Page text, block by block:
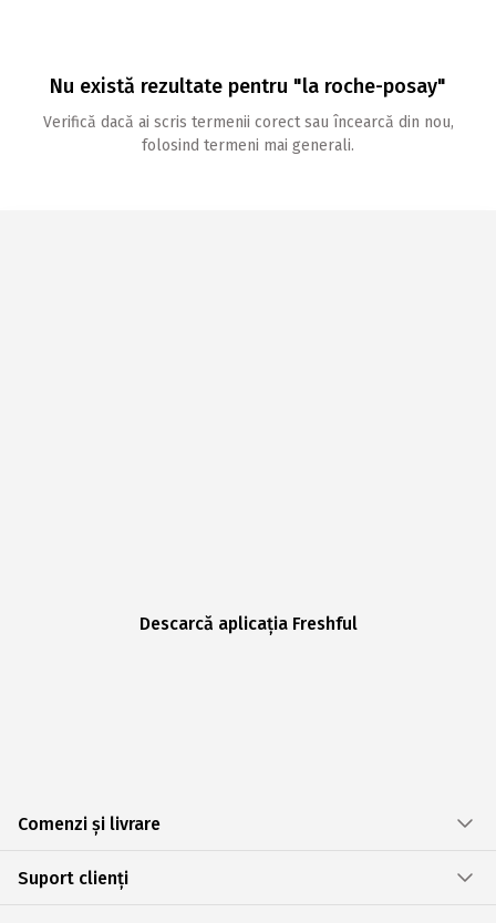
Nu există rezultate pentru "la roche-posay"
Verifică dacă ai scris termenii corect sau încearcă din nou,
folosind termeni mai generali.
Descarcă aplicația Freshful
Comenzi și livrare
Suport clienți